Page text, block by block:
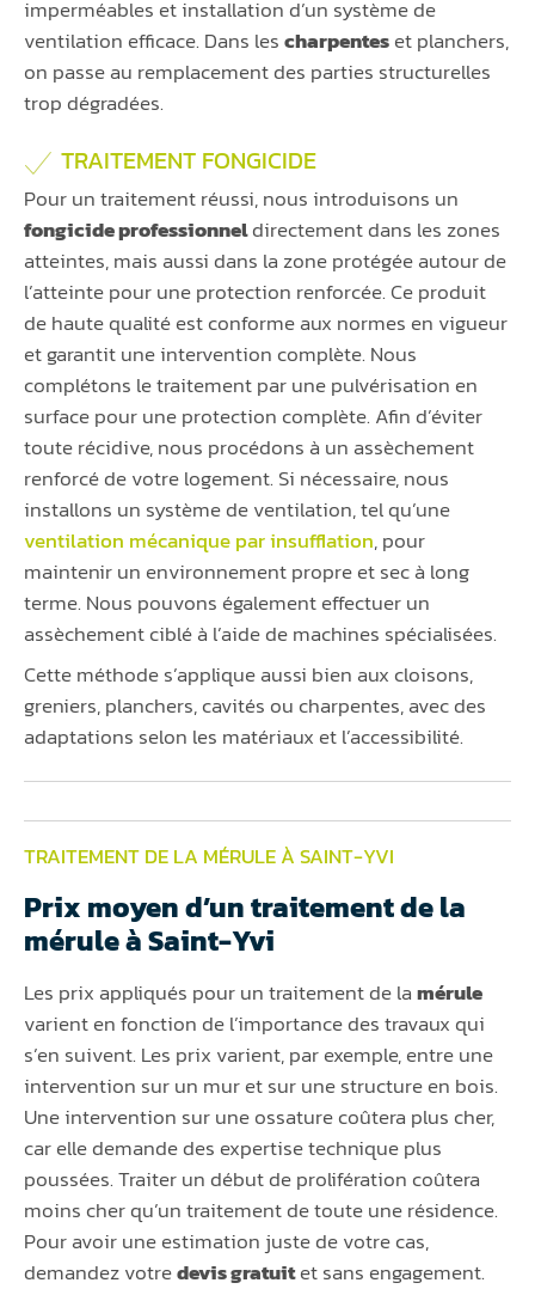
imperméables et installation d’un système de
ventilation efficace. Dans lescharpenteset planchers,
on passe au remplacement des parties structurelles
trop dégradées.
TRAITEMENT FONGICIDE
Pour un traitement réussi, nous introduisons un
fongicide professionneldirectement dans les zones
atteintes, mais aussi dans la zone protégée autour de
l’atteinte pour une protection renforcée. Ce produit
de haute qualité est conforme aux normes en vigueur
et garantit une intervention complète. Nous
complétons le traitement par une pulvérisation en
surface pour une protection complète. Afin d’éviter
toute récidive, nous procédons à un assèchement
renforcé de votre logement. Si nécessaire, nous
installons un système de ventilation, tel qu’une
ventilation mécanique par insufflation, pour
maintenir un environnement propre et sec à long
terme. Nous pouvons également effectuer un
assèchement ciblé à l’aide de machines spécialisées.
Cette méthode s’applique aussi bien aux cloisons,
greniers, planchers, cavités ou charpentes, avec des
adaptations selon les matériaux et l’accessibilité.
TRAITEMENT DE LA MÉRULE À SAINT-YVI
Prix moyen d’un traitement de la
mérule à Saint-Yvi
Les prix appliqués pour un traitement de lamérule
varient en fonction de l’importance des travaux qui
s’en suivent. Les prix varient, par exemple, entre une
intervention sur un mur et sur une structure en bois.
Une intervention sur une ossature coûtera plus cher,
car elle demande des expertise technique plus
poussées. Traiter un début de prolifération coûtera
moins cher qu’un traitement de toute une résidence.
Pour avoir une estimation juste de votre cas,
demandez votredevis gratuitet sans engagement.